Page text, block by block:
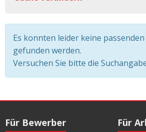
Es konnten leider keine
gefunden werden.
Versuchen Sie bitte die
Für Bewerber Für